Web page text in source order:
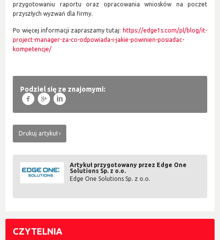
przygotowaniu raportu oraz opracowania wniosków na poczet
przyszłych wyzwań dla firmy.
Po więcej informacji zapraszamy tutaj: https://edge1s.com/pl/blog/it-
project-manager-za-co-odpowiada-i-jakie-powinien-posiadac-
kompetencje/
Podziel się ze znajomymi:
f g l
Drukuj artykuł
Artykuł przygotowany przez Edge One
Solutions Sp. z o.o.
Edge One Solutions Sp. z o.o.
CZYTELNIA